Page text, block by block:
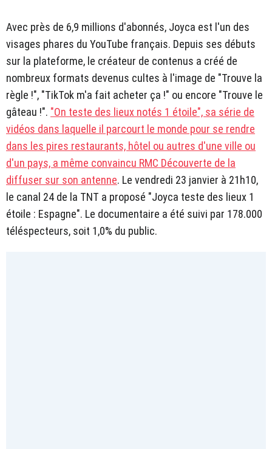
Avec près de 6,9 millions d'abonnés, Joyca est l'un des
visages phares du YouTube français. Depuis ses débuts
sur la plateforme, le créateur de contenus a créé de
nombreux formats devenus cultes à l'image de "Trouve la
règle !", "TikTok m'a fait acheter ça !" ou encore "Trouve le
gâteau !". "On teste des lieux notés 1 étoile", sa série de
vidéos dans laquelle il parcourt le monde pour se rendre
dans les pires restaurants, hôtel ou autres d'une ville ou
d'un pays, a même convaincu RMC Découverte de la
diffuser sur son antenne. Le vendredi 23 janvier à 21h10,
le canal 24 de la TNT a proposé "Joyca teste des lieux 1
étoile : Espagne". Le documentaire a été suivi par 178.000
téléspecteurs, soit 1,0% du public.